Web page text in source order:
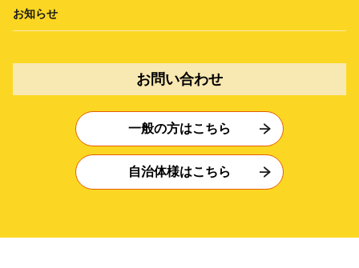
お知らせ
お問い合わせ
一般の方はこちら
自治体様はこちら